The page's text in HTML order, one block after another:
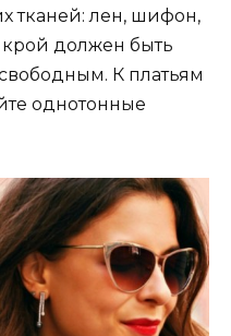
тканей: лен, шифон,
крой должен быть
К платьям
однотонные